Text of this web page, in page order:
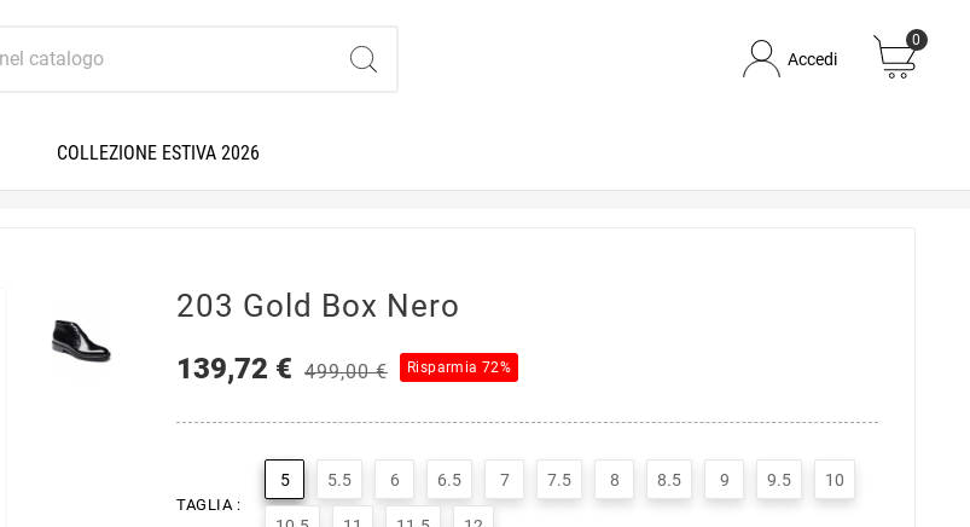
Accedi
0
COLLEZIONE ESTIVA 2026
203 Gold Box Nero
139,72 € 499,00 € Risparmia 72%
TAGLIA :
5 5.5 6 6.5 7 7.5 8 8.5 9 9.5 10